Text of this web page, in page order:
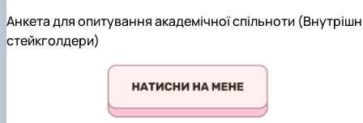
Анкета для опитування академічної спільноти
стейкголдери)